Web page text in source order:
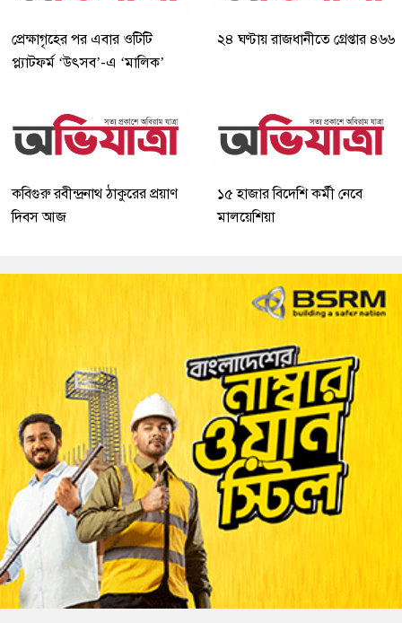
প্রেক্ষাগৃহের পর এবার ওটিটি
প্ল্যাটফর্ম ‘উৎসব’-এ ‘মালিক’
২৪ ঘণ্টায় রাজধানীতে গ্রেপ্তার ৪৬৬
কবিগুরু রবীন্দ্রনাথ ঠাকুরের প্রয়াণ
দিবস আজ
১৫ হাজার বিদেশি কর্মী নেবে
মালয়েশিয়া